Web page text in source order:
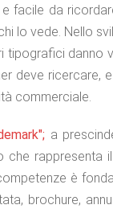
facile da
lo vede. Nello
danno
deve ricercare,
commerciale.
a
che
è
brochure,